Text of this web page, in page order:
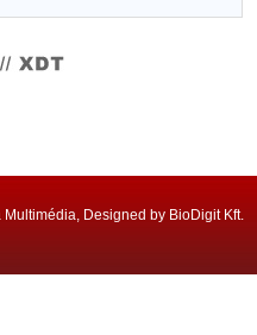
Designed by BioDigit Kft.